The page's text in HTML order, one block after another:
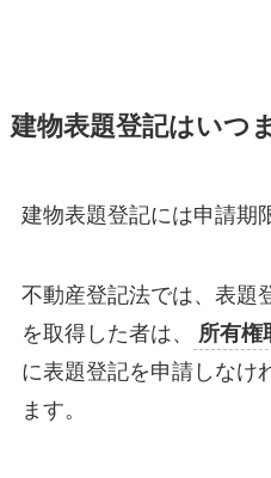
建物表題登記はいつ
建物表題登記には申請期
不動産登記法では、表題
を取得した者は、
所有権
に表題登記を申請しなけ
ます。